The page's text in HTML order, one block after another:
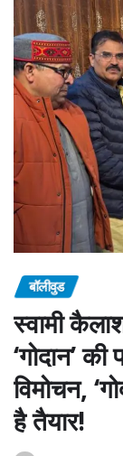
बॉलीवुड
स्वामी
‘गोदान’ की
विमोचन,
है तैयार!